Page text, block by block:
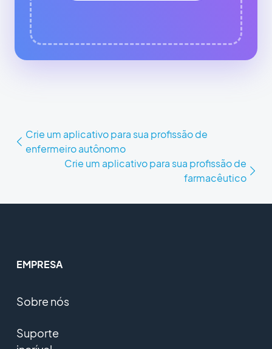
Crie um aplicativo para sua profissão de
enfermeiro autônomo
Crie um aplicativo para sua profissão de
farmacêutico
EMPRESA
Sobre nós
Suporte